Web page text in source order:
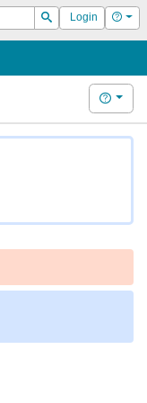
Suchen
Login Hilfe
Hilfe